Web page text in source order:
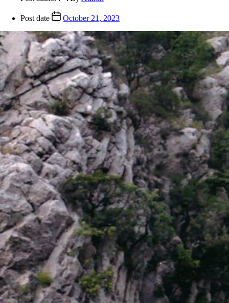
Post date October 21, 2023